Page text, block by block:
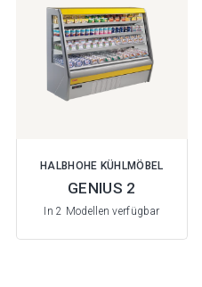
HALBHOHE KÜHLMÖBEL
GENIUS 2
In 2 Modellen verfügbar